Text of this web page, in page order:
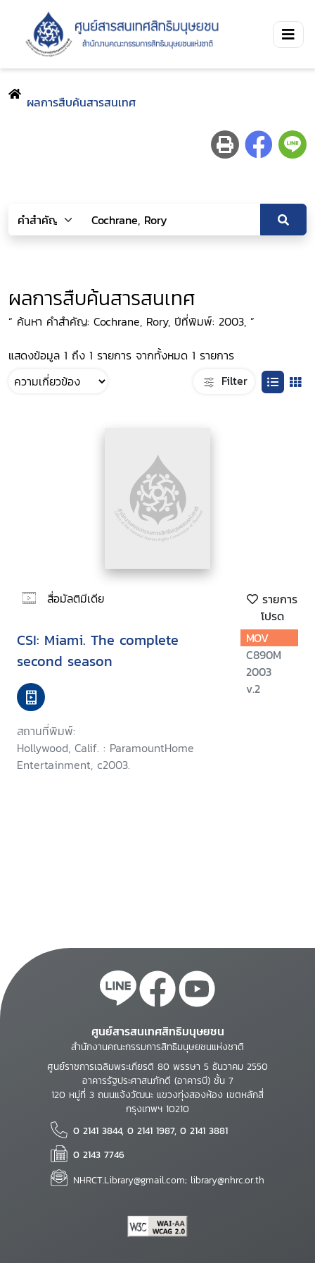
ผลการสืบค้นสารสนเทศ
ผลการสืบค้นสารสนเทศ
“ ค้นหา คำสำคัญ: Cochrane, Rory, ปีที่พิมพ์: 2003, ”
แสดงข้อมูล 1 ถึง 1 รายการ จากทั้งหมด 1 รายการ
Filter
สื่อมัลติมีเดีย
รายการ
โปรด
CSI: Miami. The complete
second season
สถานที่พิมพ์:
Hollywood, Calif. : ParamountHome
Entertainment, c2003.
MOV
C890M
2003
v.2
ศูนย์สารสนเทศสิทธิมนุษยชน
สำนักงานคณะกรรมการสิทธิมนุษยชนแห่งชาติ
ศูนย์ราชการเฉลิมพระเกียรติ 80 พรรษา 5 ธันวาคม 2550
อาคารรัฐประศาสนภักดี (อาคารบี) ชั้น 7
120 หมู่ที่ 3 ถนนแจ้งวัฒนะ แขวงทุ่งสองห้อง เขตหลักสี่
กรุงเทพฯ 10210
0 2141 3844, 0 2141 1987, 0 2141 3881
0 2143 7746
NHRCT.Library@gmail.com; library@nhrc.or.th